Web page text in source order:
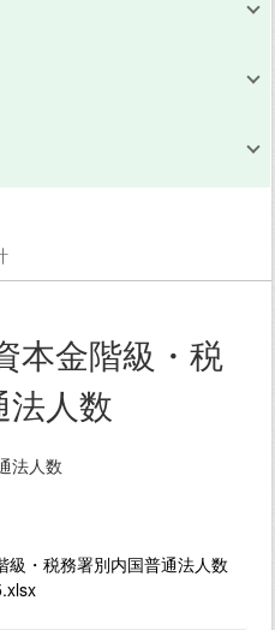
本金階級・税
法人数
法人数
級・税務署別内国普通法人数